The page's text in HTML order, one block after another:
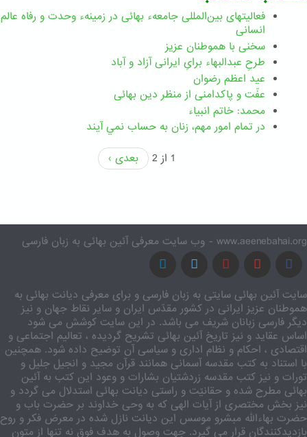
فعالیتهای بین‌المللی جامعهء بهائی در زمینهء وحدت و رفاه عالم
انسانی
سخنی با هموطنان عزیز
طرحِ عبدالبهاء برایِ ایرانی آزاد و آباد
عید اعظم رضوان
عفّت و پاکدامنی از منظر دین بهائی
محمد: خاتم انبیاء
در تمام امور مهم،‌ زنان به حساب نمي آيند
1 از 2
بعدی ›
www.aeenebahai.org - وب سایت معرفی آئین بهائی به زبان فارسی
سایت آئین بهائی سایتی به زبان فارسی و برای معرفی دیانت بهائی به
هموطنان عزیز ایرانی در کشور مقدّس ایران و سایر نقاط جهان و نیز
دیگر فارسی زبانان شریف می باشد. در این سایت کوشش می شود
اساس عقاید و نیز تاریخ آئین بهائی تشریح گردیده ، تعالیم اجتماعی و
اقتصادی ، احکام و نظام اداری و سیاسی آن توضیح داده شود. همچنین
با استناد به کتب مقدسه آسمانی همانند قرآن مجید و انجیل جلیل و
تورات و نیز کتب مقدسه زردشتیان بشارات و وعود این کتب به آئین
بهائی مطرح شده و حقانیّت و راستی دیانت بهائی استدلال می گردد و
نیز بخش مختصری از آیات الهی که به وحی خداوند بر حضرت باب و
حضرت بهاءالله مبشرو موسس این دیانت نازل شده در معرض فکر و روح
بازدیدکنندگان قرار می گیرد. جهت وصول به هدف فوق نه تنها از متون